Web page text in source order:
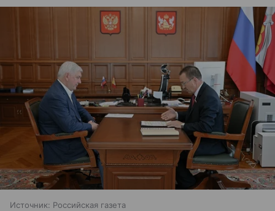
Источник: Российская газета